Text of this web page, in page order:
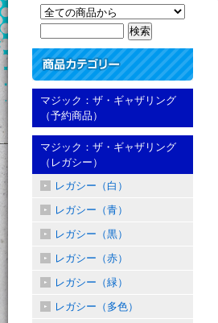
マジック：ザ・ギャザリング
（予約商品）
マジック：ザ・ギャザリング
（レガシー）
レガシー（白）
レガシー（青）
レガシー（黒）
レガシー（赤）
レガシー（緑）
レガシー（多色）